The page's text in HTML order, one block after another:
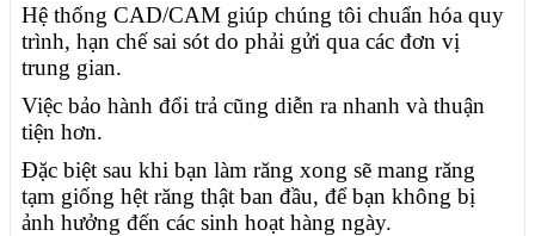
Hệ thống CAD/CAM giúp chúng tôi chuẩn hóa quy
trình, hạn chế sai sót do phải gửi qua các đơn vị
trung gian.
Việc bảo hành đổi trả cũng diễn ra nhanh và thuận
tiện hơn.
Đặc biệt sau khi bạn làm răng xong sẽ mang răng
tạm giống hệt răng thật ban đầu, để bạn không bị
ảnh hưởng đến các sinh hoạt hàng ngày.